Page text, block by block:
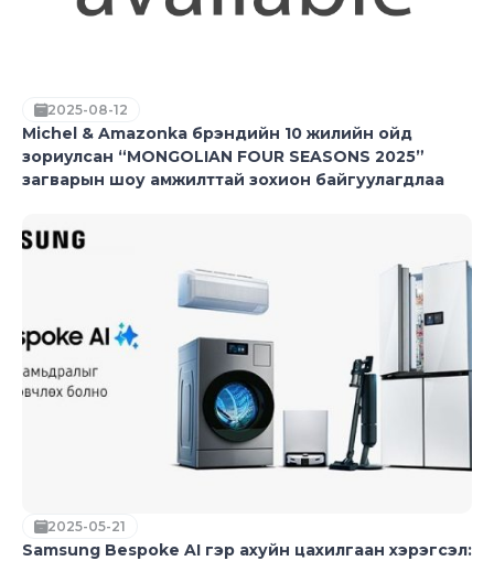
2025-08-12
Michel & Amazonka брэндийн 10 жилийн ойд
зориулсан “MONGOLIAN FOUR SEASONS 2025”
загварын шоу амжилттай зохион байгуулагдлаа
2025-05-21
Samsung Bespoke AI гэр ахуйн цахилгаан хэрэгсэл: